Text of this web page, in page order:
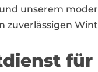
unserem
zuverlässigen
für